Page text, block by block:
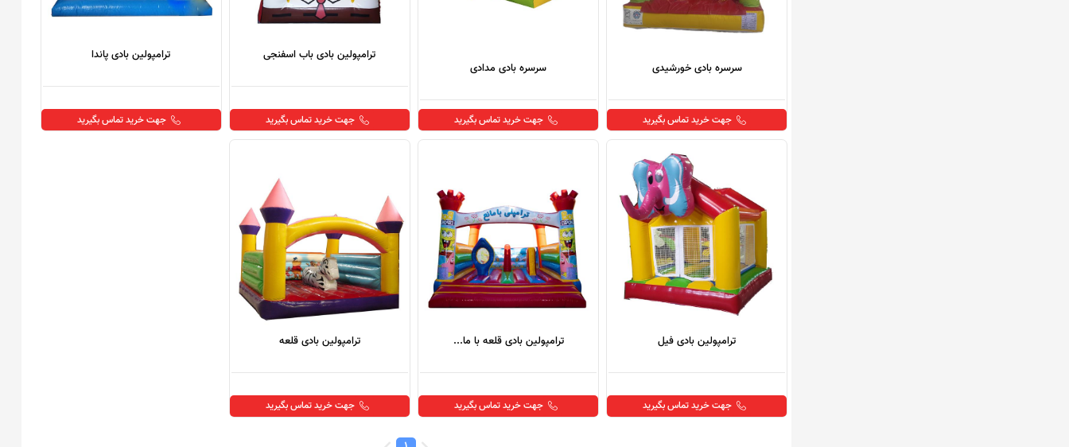
سرسره بادی خورشیدی
جهت خرید تماس بگیرید
سرسره بادی مدادی
جهت خرید تماس بگیرید
ترامپولین بادی باب اسفنجی
جهت خرید تماس بگیرید
ترامپولین بادی پاندا
جهت خرید تماس بگیرید
ترامپولین بادی فیل
جهت خرید تماس بگیرید
ترامپولین بادی قلعه با ما...
جهت خرید تماس بگیرید
ترامپولین بادی قلعه
جهت خرید تماس بگیرید